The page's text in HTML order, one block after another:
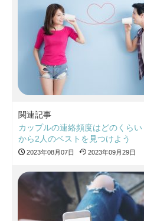
関連記事
カップルの連絡頻度はどのくら
から2人のベストを見つけよう
2023年08月07日 2023年09月29日